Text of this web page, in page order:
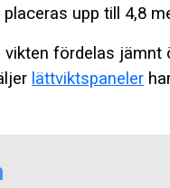
upp till 4,8
vikten fördelas
lättviktspaneler